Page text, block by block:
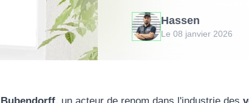
Hassen
Le 08 janvier 2026